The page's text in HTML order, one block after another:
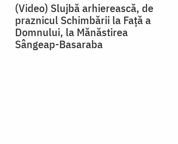
(Video) Slujbă arhierească, de
praznicul Schimbării la Față a
Domnului, la Mănăstirea
Sângeap-Basaraba